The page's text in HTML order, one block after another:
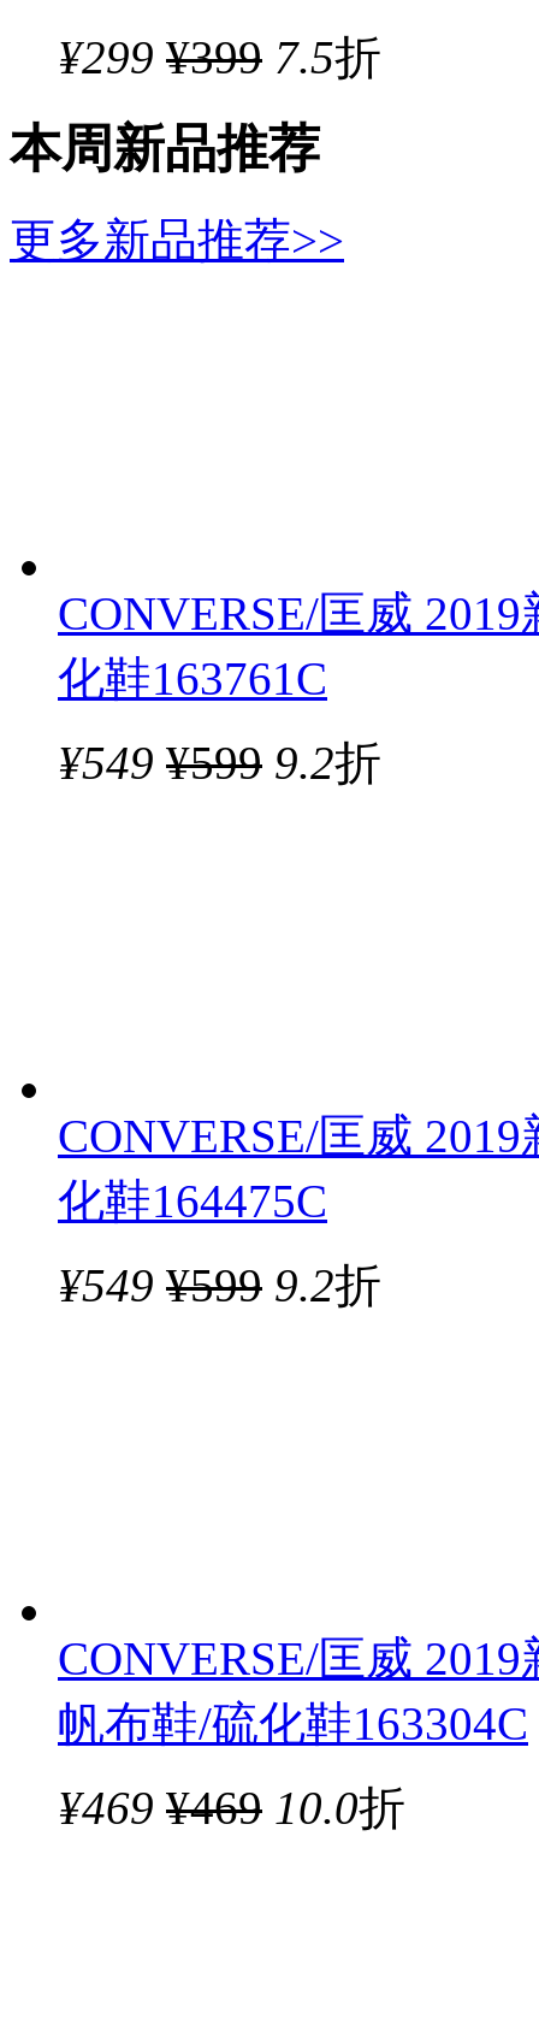
¥299 ¥399 7.5折
本周新品推荐
更多新品推荐>>
CONVERSE/匡威
化鞋163761C
¥549 ¥599 9.2折
CONVERSE/匡威
化鞋164475C
¥549 ¥599 9.2折
CONVERSE/匡威
帆布鞋/硫化鞋163304C
¥469 ¥469 10.0折